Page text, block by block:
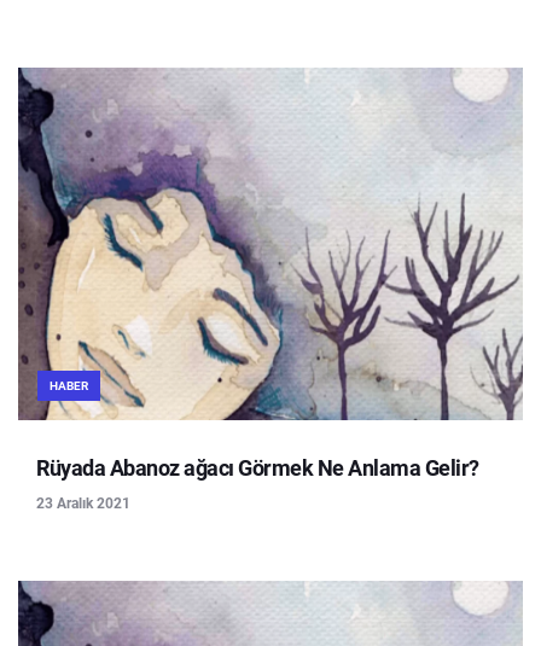
HABER
Rüyada Abanoz ağacı Görmek Ne Anlama Gelir?
23 Aralık 2021